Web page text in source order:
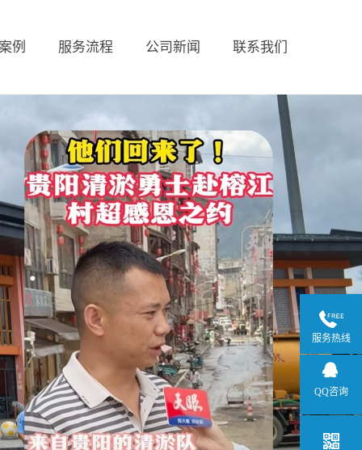
例 服务流程 公司新闻 联系我们
服务热线
QQ咨询